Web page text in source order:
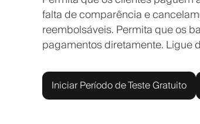
falta de comparência e
reembolsáveis. Permita que os
pagamentos diretamente. Ligue
Iniciar Período de Teste Gratuito